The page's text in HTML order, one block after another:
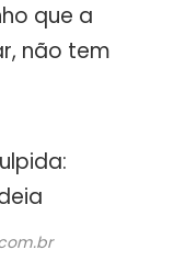
que a
não tem